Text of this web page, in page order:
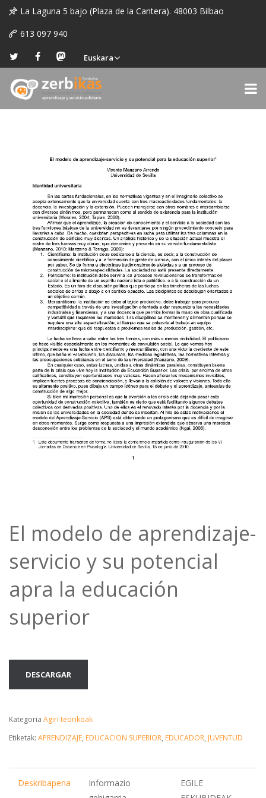
La Laguna 5 bajo (Plaza de la Cantera). 48003 Bilbao
613 097 940
Euskara
El modelo de aprendizaje-
servicio y su potencial
apra la educación
superior
DESCARGAR
Kategoria Agiri teorikoak
Etiketak: APRENDIZAJE, EDUCACION SUPERIOR, EDUCADOR, JUVENTUD
Deskribapena
Informazio
EGILE